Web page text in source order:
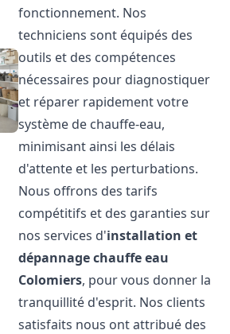
fonctionnement. Nos
techniciens sont équipés des
outils et des compétences
nécessaires pour diagnostiquer
et réparer rapidement votre
système de chauffe-eau,
minimisant ainsi les délais
d'attente et les perturbations.
Nous offrons des tarifs
compétitifs et des garanties sur
nos services d'installation et
dépannage chauffe eau
Colomiers, pour vous donner la
tranquillité d'esprit. Nos clients
satisfaits nous ont attribué des